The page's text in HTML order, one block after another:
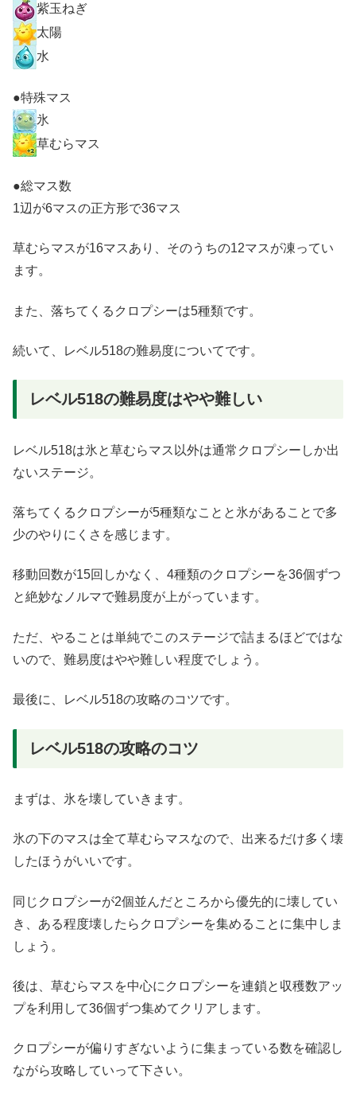
紫玉ねぎ
太陽
水
●特殊マス
氷
草むらマス
●総マス数
1辺が6マスの正方形で36マス
草むらマスが16マスあり、そのうちの12マスが凍ってい
ます。
また、落ちてくるクロプシーは5種類です。
続いて、レベル518の難易度についてです。
レベル518の難易度はやや難しい
レベル518は氷と草むらマス以外は通常クロプシーしか出
ないステージ。
落ちてくるクロプシーが5種類なことと氷があることで多
少のやりにくさを感じます。
移動回数が15回しかなく、4種類のクロプシーを36個ずつ
と絶妙なノルマで難易度が上がっています。
ただ、やることは単純でこのステージで詰まるほどではな
いので、難易度はやや難しい程度でしょう。
最後に、レベル518の攻略のコツです。
レベル518の攻略のコツ
まずは、氷を壊していきます。
氷の下のマスは全て草むらマスなので、出来るだけ多く壊
したほうがいいです。
同じクロプシーが2個並んだところから優先的に壊してい
き、ある程度壊したらクロプシーを集めることに集中しま
しょう。
後は、草むらマスを中心にクロプシーを連鎖と収穫数アッ
プを利用して36個ずつ集めてクリアします。
クロプシーが偏りすぎないように集まっている数を確認し
ながら攻略していって下さい。